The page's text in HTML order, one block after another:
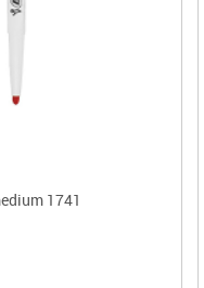
1741